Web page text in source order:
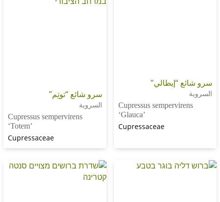
Cupressus
Cupressaceae
سرو شائع “توتِم”
السروية
Cupressus sempervirens
Cupressaceae